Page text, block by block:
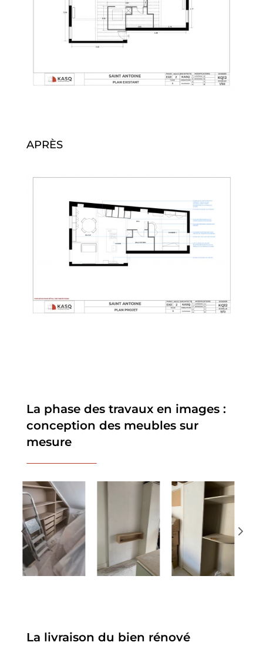
APRÈS
La phase des travaux en images :
conception des meubles sur
mesure
La livraison du bien rénové